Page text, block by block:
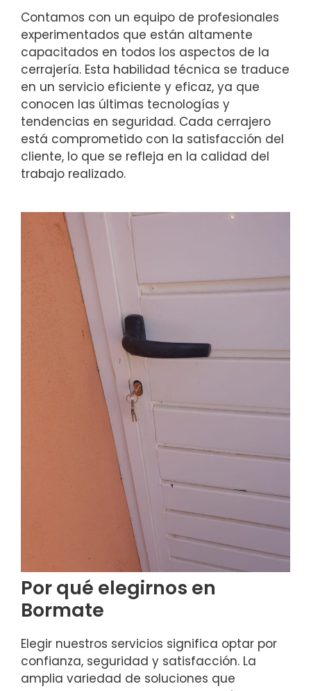
Contamos con un equipo de profesionales
experimentados que están altamente
capacitados en todos los aspectos de la
cerrajería. Esta habilidad técnica se traduce
en un servicio eficiente y eficaz, ya que
conocen las últimas tecnologías y
tendencias en seguridad. Cada cerrajero
está comprometido con la satisfacción del
cliente, lo que se refleja en la calidad del
trabajo realizado.
Por qué elegirnos en
Bormate
Elegir nuestros servicios significa optar por
confianza, seguridad y satisfacción. La
amplia variedad de soluciones que